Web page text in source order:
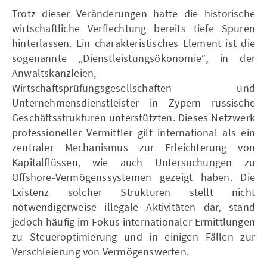
Trotz dieser Veränderungen hatte die historische
wirtschaftliche Verflechtung bereits tiefe Spuren
hinterlassen. Ein charakteristisches Element ist die
sogenannte „Dienstleistungsökonomie“, in der
Anwaltskanzleien,
Wirtschaftsprüfungsgesellschaften und
Unternehmensdienstleister in Zypern russische
Geschäftsstrukturen unterstützten. Dieses Netzwerk
professioneller Vermittler gilt international als ein
zentraler Mechanismus zur Erleichterung von
Kapitalflüssen, wie auch Untersuchungen zu
Offshore-Vermögenssystemen gezeigt haben. Die
Existenz solcher Strukturen stellt nicht
notwendigerweise illegale Aktivitäten dar, stand
jedoch häufig im Fokus internationaler Ermittlungen
zu Steueroptimierung und in einigen Fällen zur
Verschleierung von Vermögenswerten.